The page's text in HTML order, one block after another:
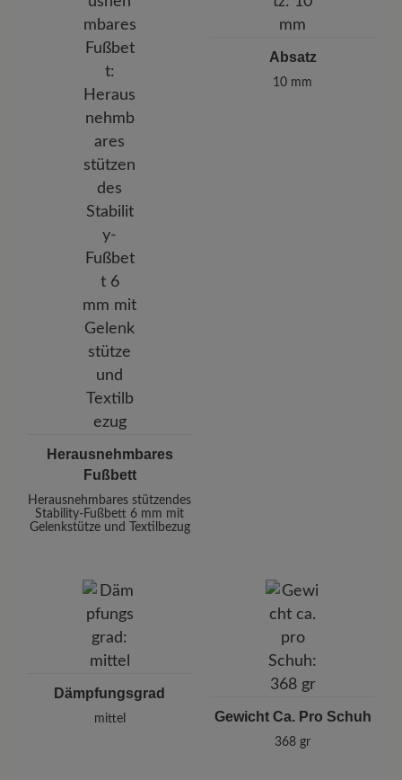
Herausnehmbares
Fußbett
Herausnehmbares stützendes
Stability-Fußbett 6 mm mit
Gelenkstütze und Textilbezug
Absatz
10 mm
Dämpfungsgrad
mittel Gewicht Ca. Pro Schuh
368 gr